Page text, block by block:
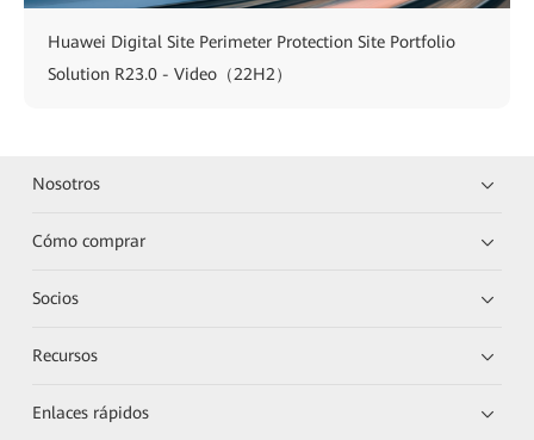
Huawei Digital Site Perimeter Protection Site Portfolio
Solution R23.0 - Video（22H2）
Nosotros
Cómo comprar
Socios
Recursos
Enlaces rápidos